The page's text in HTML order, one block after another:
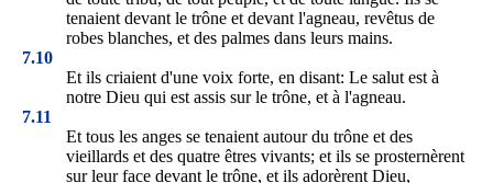
tenaient devant le trône et devant l'agneau, revêtus de
robes blanches, et des palmes dans leurs mains.
7.10
Et ils criaient d'une voix forte, en disant: Le salut est à
notre Dieu qui est assis sur le trône, et à l'agneau.
7.11
Et tous les anges se tenaient autour du trône et des
vieillards et des quatre êtres vivants; et ils se prosternèrent
sur leur face devant le trône, et ils adorèrent Dieu,